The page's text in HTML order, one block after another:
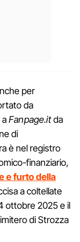
per
da
Fanpage.itda
di
è nel registro
finanziario,
e furto della
a coltellate
ottobre 2025 e il
di Strozza